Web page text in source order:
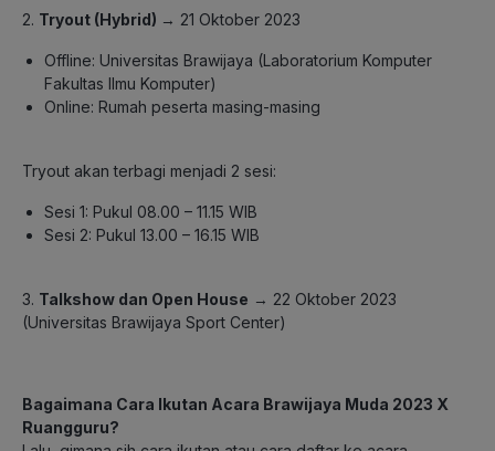
2. Tryout (Hybrid) → 21 Oktober 2023
Offline: Universitas Brawijaya (Laboratorium Komputer
Fakultas Ilmu Komputer)
Online: Rumah peserta masing-masing
Tryout akan terbagi menjadi 2 sesi:
Sesi 1: Pukul 08.00 – 11.15 WIB
Sesi 2: Pukul 13.00 – 16.15 WIB
3. Talkshow dan Open House → 22 Oktober 2023
(Universitas Brawijaya Sport Center)
Bagaimana Cara Ikutan Acara Brawijaya Muda 2023 X
Ruangguru?